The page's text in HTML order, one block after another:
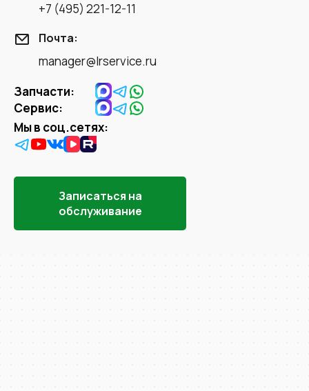
+7 (495) 221-12-11
Почта:
manager@lrservice.ru
Запчасти:
Сервис:
Мы в соц.сетях:
Записаться на
обслуживание